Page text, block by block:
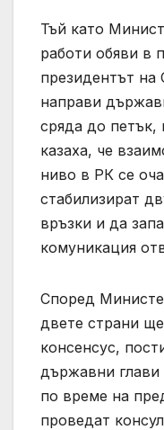
Тъй като
работи обяви в
президентът
направи
сряда до петък,
казаха, че
ниво в РК се
стабилизират
връзки и да
комуникация
Според
двете страни
консенсус,
държавни
по време на
проведат